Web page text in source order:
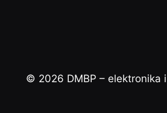
© 2026 DMBP – elektronika i